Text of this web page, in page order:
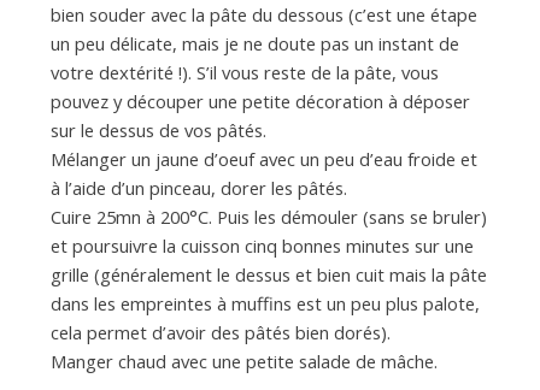
bien souder avec la pâte du dessous (c’est une étape
un peu délicate, mais je ne doute pas un instant de
votre dextérité !). S’il vous reste de la pâte, vous
pouvez y découper une petite décoration à déposer
sur le dessus de vos pâtés.
Mélanger un jaune d’oeuf avec un peu d’eau froide et
à l’aide d’un pinceau, dorer les pâtés.
Cuire 25mn à 200°C. Puis les démouler (sans se bruler)
et poursuivre la cuisson cinq bonnes minutes sur une
grille (généralement le dessus et bien cuit mais la pâte
dans les empreintes à muffins est un peu plus palote,
cela permet d’avoir des pâtés bien dorés).
Manger chaud avec une petite salade de mâche.